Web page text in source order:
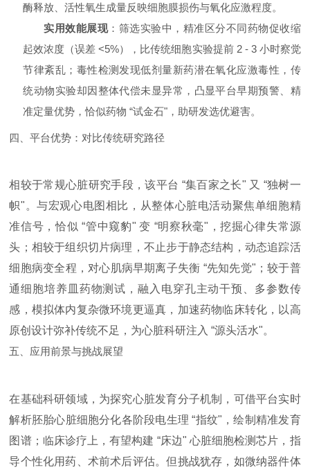
酶释放、活性氧生成量反映细胞膜损伤与氧化应激程度。
实用效能展现：筛选实验中，精准区分不同药物促收缩
起效浓度（误差 <5%），比传统细胞实验提前 2 - 3 小时察觉
节律紊乱；毒性检测发现低剂量新药潜在氧化应激毒性，传
统动物实验却因整体代偿未显异常，凸显平台早期预警、精
准定量优势，恰似药物 “试金石"，助研发选优避害。
四、平台优势：对比传统研究路径
相较于常规心脏研究手段，该平台 “集百家之长" 又 “独树一
帜"。与宏观心电图相比，从整体心脏电活动聚焦单细胞精
准信号，恰似 “管中窥豹" 变 “明察秋毫"，挖掘心律失常源
头；相较于组织切片病理，不止步于静态结构，动态追踪活
细胞病变全程，对心肌病早期离子失衡 “先知先觉"；较于普
通细胞培养皿药物测试，融入电穿孔主动干预、多参数传
感，模拟体内复杂微环境更逼真，加速药物临床转化，以高
原创设计弥补传统不足，为心脏科研注入 “源头活水"。
五、应用前景与挑战展望
在基础科研领域，为探究心脏发育分子机制，可借平台实时
解析胚胎心脏细胞分化各阶段电生理 “指纹"，绘制精准发育
图谱；临床诊疗上，有望构建 “床边" 心脏细胞检测芯片，指
导个性化用药、术前术后评估。但挑战犹存，如微纳器件体